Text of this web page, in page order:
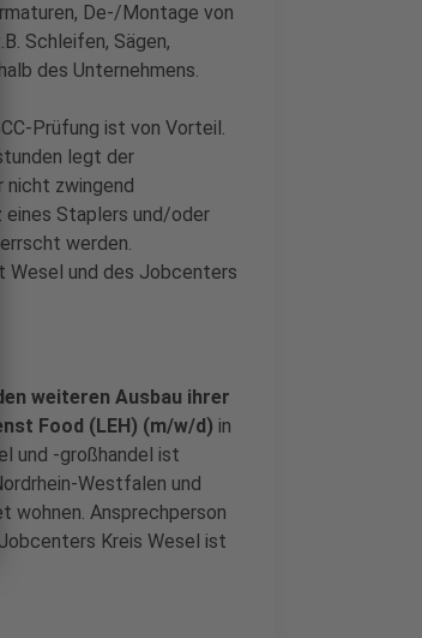
De‐/Montage von
Schleifen, Sägen,
des Unternehmens.
ist von Vorteil.
legt der
nicht zwingend
eines Staplers und/oder
werden.
Wesel und des Jobcenters
weiteren Ausbau ihrer
Food (LEH) (m/w/d) in
und -großhandel ist
Westfalen und
wohnen. Ansprechperson
Kreis Wesel ist